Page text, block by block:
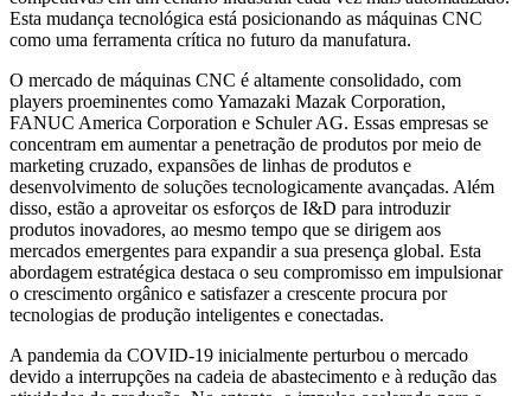
Esta mudança tecnológica está posicionando as máquinas CNC
como uma ferramenta crítica no futuro da manufatura.
O mercado de máquinas CNC é altamente consolidado, com
players proeminentes como Yamazaki Mazak Corporation,
FANUC America Corporation e Schuler AG. Essas empresas se
concentram em aumentar a penetração de produtos por meio de
marketing cruzado, expansões de linhas de produtos e
desenvolvimento de soluções tecnologicamente avançadas. Além
disso, estão a aproveitar os esforços de I&D para introduzir
produtos inovadores, ao mesmo tempo que se dirigem aos
mercados emergentes para expandir a sua presença global. Esta
abordagem estratégica destaca o seu compromisso em impulsionar
o crescimento orgânico e satisfazer a crescente procura por
tecnologias de produção inteligentes e conectadas.
A pandemia da COVID-19 inicialmente perturbou o mercado
devido a interrupções na cadeia de abastecimento e à redução das